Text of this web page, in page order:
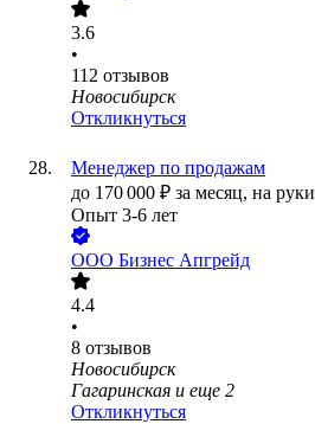
3.6
•
112 отзывов
Новосибирск
Откликнуться
Менеджер по продажам
до 170 000 ₽ за месяц, на руки
Опыт 3-6 лет
ООО Бизнес Апгрейд
4.4
•
8 отзывов
Новосибирск
Гагаринская и еще 2
Откликнуться